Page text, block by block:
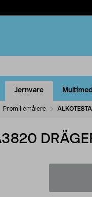
Jernvare
Promillemålere